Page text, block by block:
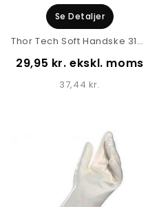
Se Detaljer
Thor Tech Soft Handske 3120
29,95 kr. ekskl. moms
37,44 kr.